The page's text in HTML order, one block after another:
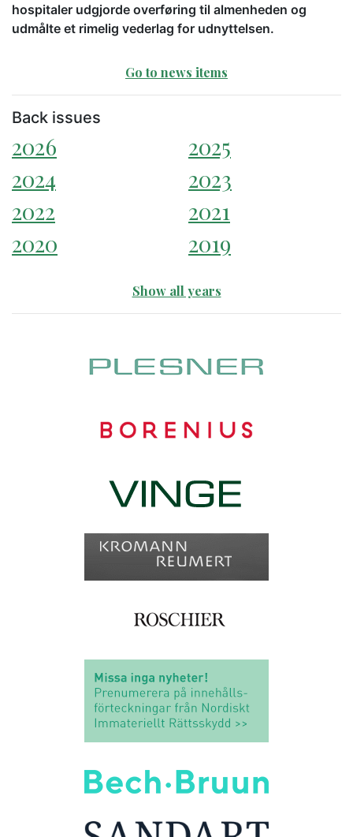
hospitaler udgjorde overføring til almenheden og
udmålte et rimelig vederlag for udnyttelsen.
Go to news items
Back issues
2026
2025
2024
2023
2022
2021
2020
2019
Show all years